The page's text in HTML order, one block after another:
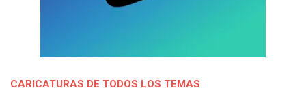
CARICATURAS DE TODOS LOS TEMAS